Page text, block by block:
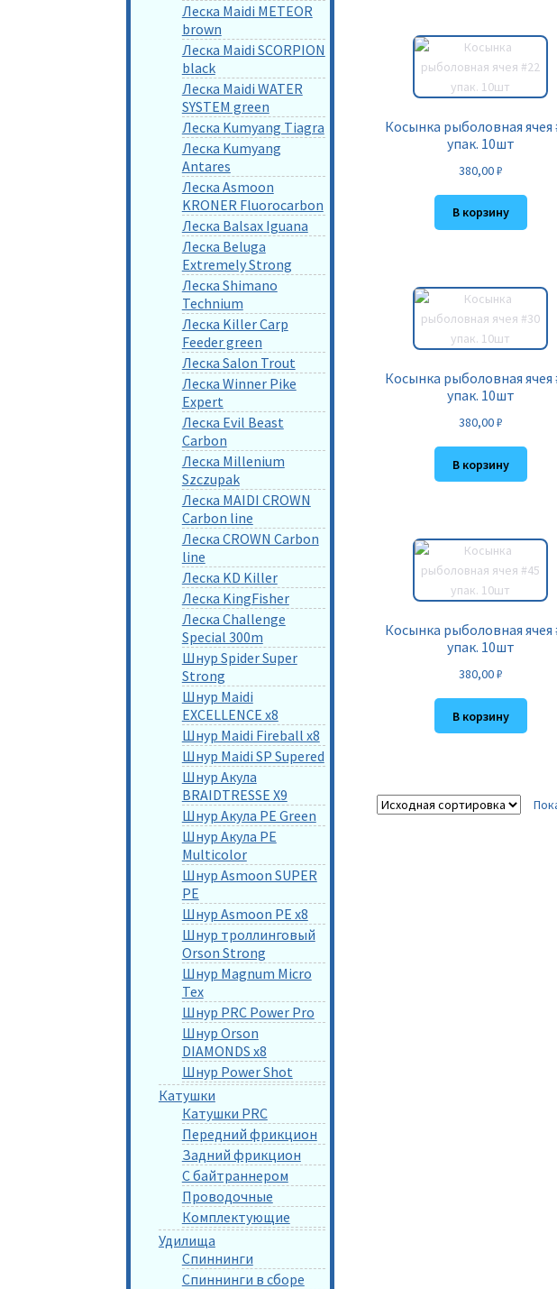
Косынка рыболовная ячея
упак. 10шт
380,00₽
В корзину
Косынка рыболовная ячея
упак. 10шт
380,00₽
В корзину
Косынка рыболовная ячея
упак. 10шт
380,00₽
В корзину
Леска Maidi METEOR
brown
Леска Maidi SCORPION
black
Леска Maidi WATER
SYSTEM green
Леска Kumyang Tiagra
Леска Kumyang
Antares
Леска Asmoon
KRONER Fluorocarbon
Леска Balsax Iguana
Леска Beluga
Extremely Strong
Леска Shimano
Technium
Леска Killer Carp
Feeder green
Леска Salon Trout
Леска Winner Pike
Expert
Леска Evil Beast
Carbon
Леска Millenium
Szczupak
Леска MAIDI CROWN
Carbon line
Леска CROWN Carbon
line
Леска KD Killer
Леска KingFisher
Леска Challenge
Special 300m
Шнур Spider Super
Strong
Шнур Maidi
EXCELLENCE x8
Шнур Maidi Fireball x8
Шнур Maidi SP Supered
Шнур Акула
BRAIDTRESSE X9
Шнур Акула PE Green
Шнур Акула PE
Multicolor
Шнур Asmoon SUPER
PE
Шнур Asmoon PE x8
Шнур троллинговый
Orson Strong
Шнур Magnum Micro
Tex
Шнур PRC Power Pro
Шнур Orson
DIAMONDS x8
Шнур Power Shot
Катушки
Катушки PRC
Передний фрикцион
Задний фрикцион
С байтраннером
Проводочные
Комплектующие
Удилища
Спиннинги
Спиннинги в сборе